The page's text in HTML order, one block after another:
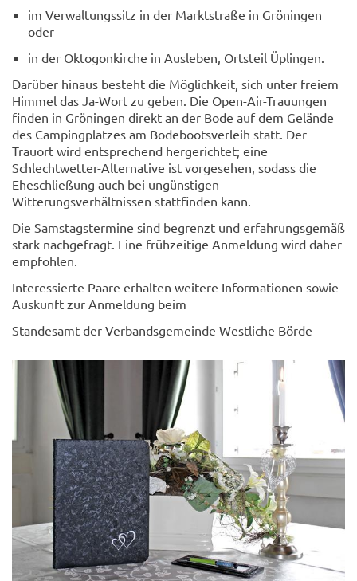
im Verwaltungssitz in der Marktstraße in Gröningen
oder
in der Oktogonkirche in Ausleben, Ortsteil Üplingen.
Darüber hinaus besteht die Möglichkeit, sich unter freiem
Himmel das Ja-Wort zu geben. Die Open-Air-Trauungen
finden in Gröningen direkt an der Bode auf dem Gelände
des Campingplatzes am Bodebootsverleih statt. Der
Trauort wird entsprechend hergerichtet; eine
Schlechtwetter-Alternative ist vorgesehen, sodass die
Eheschließung auch bei ungünstigen
Witterungsverhältnissen stattfinden kann.
Die Samstagstermine sind begrenzt und erfahrungsgemäß
stark nachgefragt. Eine frühzeitige Anmeldung wird daher
empfohlen.
Interessierte Paare erhalten weitere Informationen sowie
Auskunft zur Anmeldung beim
Standesamt der Verbandsgemeinde Westliche Börde